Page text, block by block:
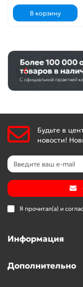
В корзину
Будьте в
новости!
Я прочитал(а) и
Информация
Дополнительно